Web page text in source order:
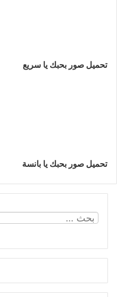
تحميل صور بحبك يا سريع
تحميل صور بحبك يا بانسة